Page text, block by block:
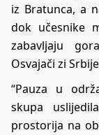
iz Bratunca, a
dok učesnike
zabavljaju
Osvajači zi
“Pauza u
skupa
prostorija na